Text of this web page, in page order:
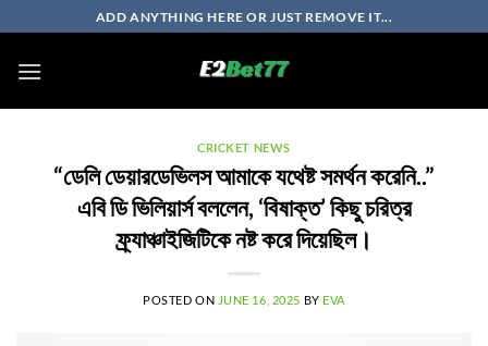
to
content
ADD ANYTHING HERE OR JUST REMOVE IT...
CRICKET NEWS
“ডেলি ডেয়ারডেভিলস আমাকে যথেষ্ট সমর্থন করেনি..”
এবি ডি ভিলিয়ার্স বললেন, ‘বিষাক্ত’ কিছু চরিত্র
ফ্র্যাঞ্চাইজিটিকে নষ্ট করে দিয়েছিল।
POSTED ON JUNE 16, 2025 BY EVA